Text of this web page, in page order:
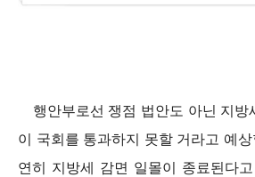
행안부로선 쟁점 법안도 아닌 지방
이 국회를 통과하지 못할 거라고 예
연히 지방세 감면 일몰이 종료된다